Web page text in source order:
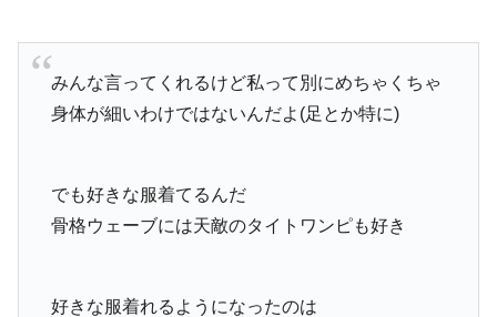
みんな言ってくれるけど私って別にめちゃくちゃ
身体が細いわけではないんだよ(足とか特に)
でも好きな服着てるんだ
骨格ウェーブには天敵のタイトワンピも好き
好きな服着れるようになったのは